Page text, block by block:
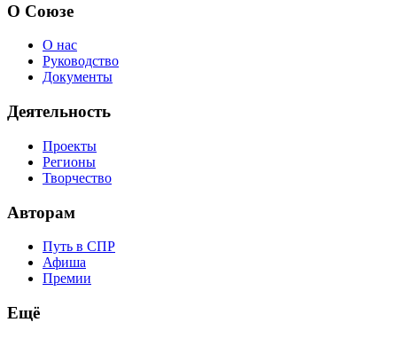
О Союзе
О нас
Руководство
Документы
Деятельность
Проекты
Регионы
Творчество
Авторам
Путь в СПР
Афиша
Премии
Ещё